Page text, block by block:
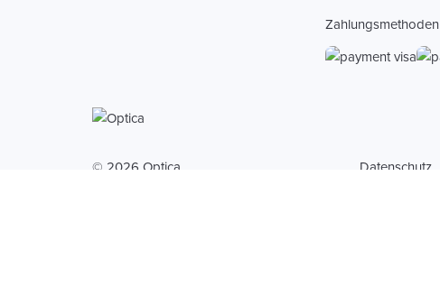
Zahlungsmethoden
© 2026 Optica Datenschutz